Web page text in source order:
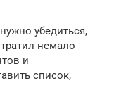
убедиться,
немало
и
список,